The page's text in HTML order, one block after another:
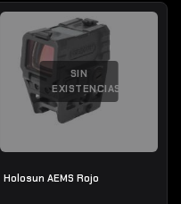
SIN
EXISTENCIAS
Holosun AEMS Rojo